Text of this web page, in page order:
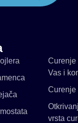
Curenje
Vas i
Curenje
vrsta